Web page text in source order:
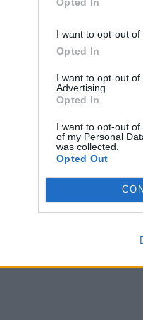
I want to opt-out of
Opted In
I want to opt-out
Advertising.
Opted In
I want to opt-out
of my Personal
was collected.
Opted Out